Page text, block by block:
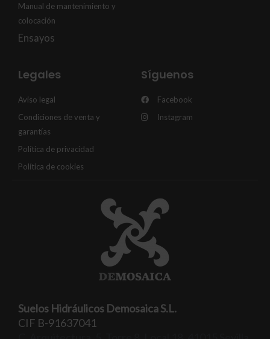
Manual de mantenimiento y
colocación
Ensayos
Legales
Aviso legal
Condiciones de venta y
garantías
Política de privacidad
Política de cookies
Síguenos
Facebook
Instagram
Suelos Hidráulicos Demosaica S.L.
CIF B-91637041